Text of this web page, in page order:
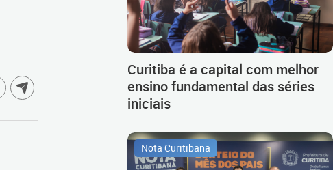
Curitiba é a capital com melhor
ensino fundamental das séries
iniciais
Nota Curitibana